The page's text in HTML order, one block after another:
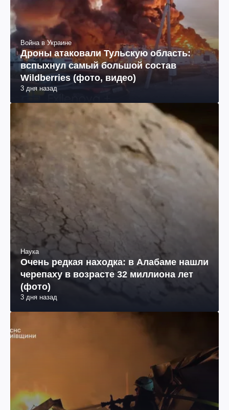
Война в Украине
Дроны атаковали Тульскую область:
вспыхнул самый большой состав
Wildberries (фото, видео)
3 дня назад
Наука
Очень редкая находка: в Алабаме нашли
черепаху в возрасте 32 миллиона лет
(фото)
3 дня назад